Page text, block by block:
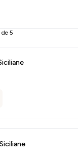
de 5